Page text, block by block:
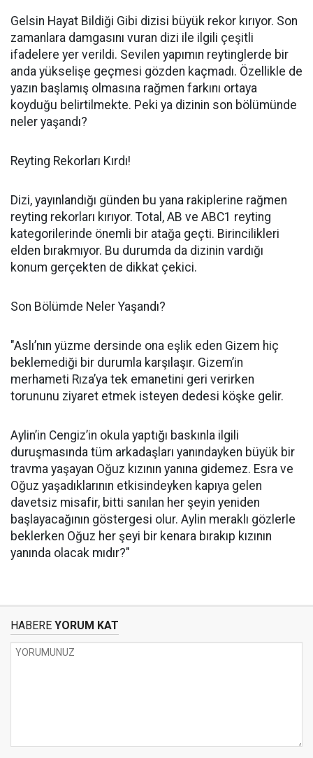
Gelsin Hayat Bildiği Gibi dizisi büyük rekor kırıyor. Son
zamanlara damgasını vuran dizi ile ilgili çeşitli
ifadelere yer verildi. Sevilen yapımın reytinglerde bir
anda yükselişe geçmesi gözden kaçmadı. Özellikle de
yazın başlamış olmasına rağmen farkını ortaya
koyduğu belirtilmekte. Peki ya dizinin son bölümünde
neler yaşandı?
Reyting Rekorları Kırdı!
Dizi, yayınlandığı günden bu yana rakiplerine rağmen
reyting rekorları kırıyor. Total, AB ve ABC1 reyting
kategorilerinde önemli bir atağa geçti. Birincilikleri
elden bırakmıyor. Bu durumda da dizinin vardığı
konum gerçekten de dikkat çekici.
Son Bölümde Neler Yaşandı?
"Aslı’nın yüzme dersinde ona eşlik eden Gizem hiç
beklemediği bir durumla karşılaşır. Gizem’in
merhameti Rıza’ya tek emanetini geri verirken
torununu ziyaret etmek isteyen dedesi köşke gelir.
Aylin’in Cengiz’in okula yaptığı baskınla ilgili
duruşmasında tüm arkadaşları yanındayken büyük bir
travma yaşayan Oğuz kızının yanına gidemez. Esra ve
Oğuz yaşadıklarının etkisindeyken kapıya gelen
davetsiz misafir, bitti sanılan her şeyin yeniden
başlayacağının göstergesi olur. Aylin meraklı gözlerle
beklerken Oğuz her şeyi bir kenara bırakıp kızının
yanında olacak mıdır?"
HABERE YORUM KAT